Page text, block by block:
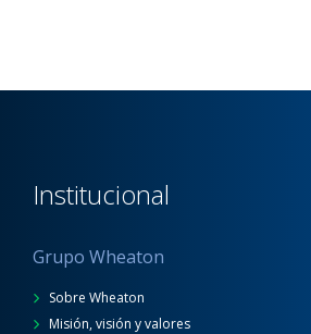
Institucional
Grupo Wheaton
Sobre Wheaton
Misión, visión y valores